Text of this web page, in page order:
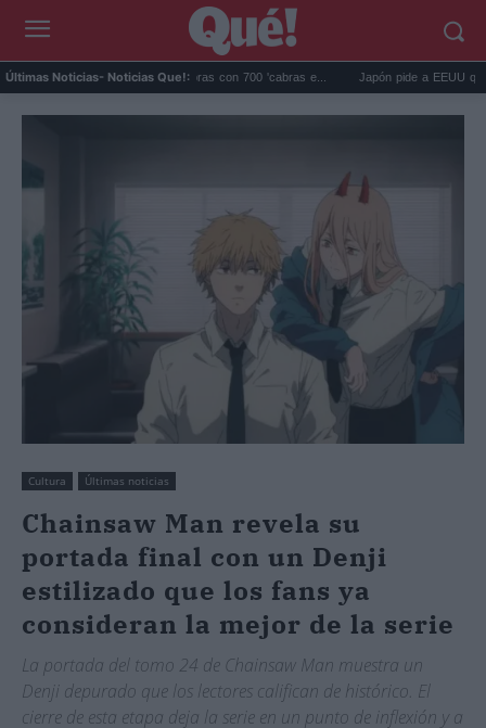
Últimas Noticias- Noticias Que!:
eliminó 140.000 cabras con 700 'cabras e... Japón pide a EEUU que deje de
Cultura Últimas noticias
Chainsaw Man revela su
portada final con un Denji
estilizado que los fans ya
consideran la mejor de la serie
La portada del tomo 24 de Chainsaw Man muestra un
Denji depurado que los lectores califican de histórico. El
cierre de esta etapa deja la serie en un punto de inflexión y a